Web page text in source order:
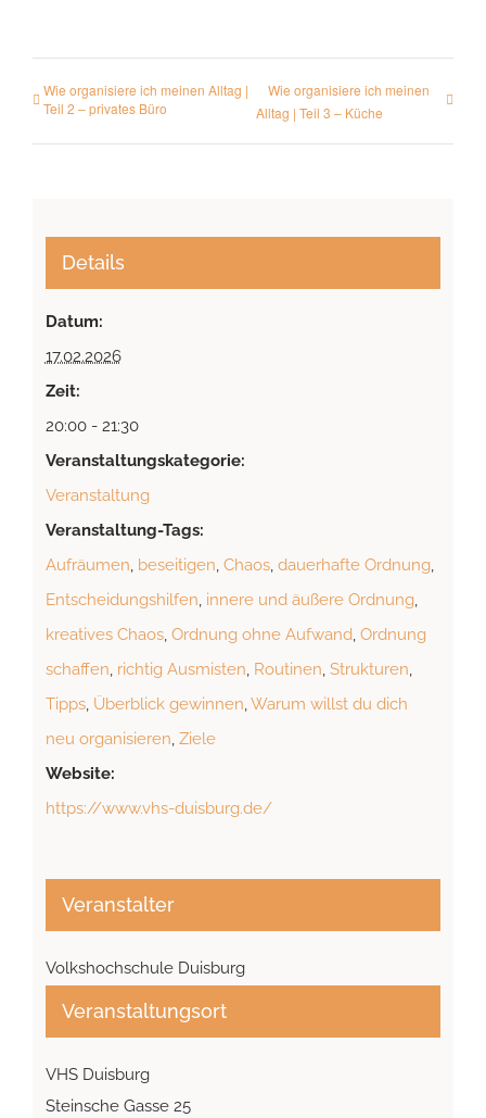
Wie organisiere ich meinen Alltag |
Teil 2 – privates Büro
Wie organisiere ich meinen
Alltag | Teil 3 – Küche
Details
Datum:
17.02.2026
Zeit:
20:00 - 21:30
Veranstaltungskategorie:
Veranstaltung
Veranstaltung-Tags:
Aufräumen, beseitigen, Chaos, dauerhafte Ordnung,
Entscheidungshilfen, innere und äußere Ordnung,
kreatives Chaos, Ordnung ohne Aufwand, Ordnung
schaffen, richtig Ausmisten, Routinen, Strukturen,
Tipps, Überblick gewinnen,Warum willst du dich
neu organisieren, Ziele
Website:
https://www.vhs-duisburg.de/
Veranstaltungsort
VHS Duisburg
Steinsche Gasse 25
Veranstalter
Volkshochschule Duisburg